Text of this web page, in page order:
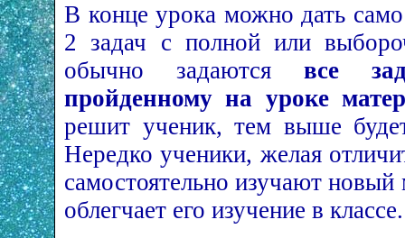
В конце урока можно дать
2 задач с полной или
обычно задаются все
пройденному на уроке
решит ученик, тем выше
Нередко ученики, желая
самостоятельно изучают новый
облегчает его изучение в классе.